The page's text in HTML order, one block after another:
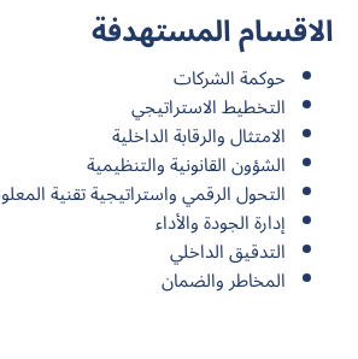
الاقسام المستهدفة
حوكمة الشركات
التخطيط الاستراتيجي
الامتثال والرقابة الداخلية
الشؤون القانونية والتنظيمية
التحول الرقمي واستراتيجية تقنية
إدارة الجودة والأداء
التدقيق الداخلي
المخاطر والضمان